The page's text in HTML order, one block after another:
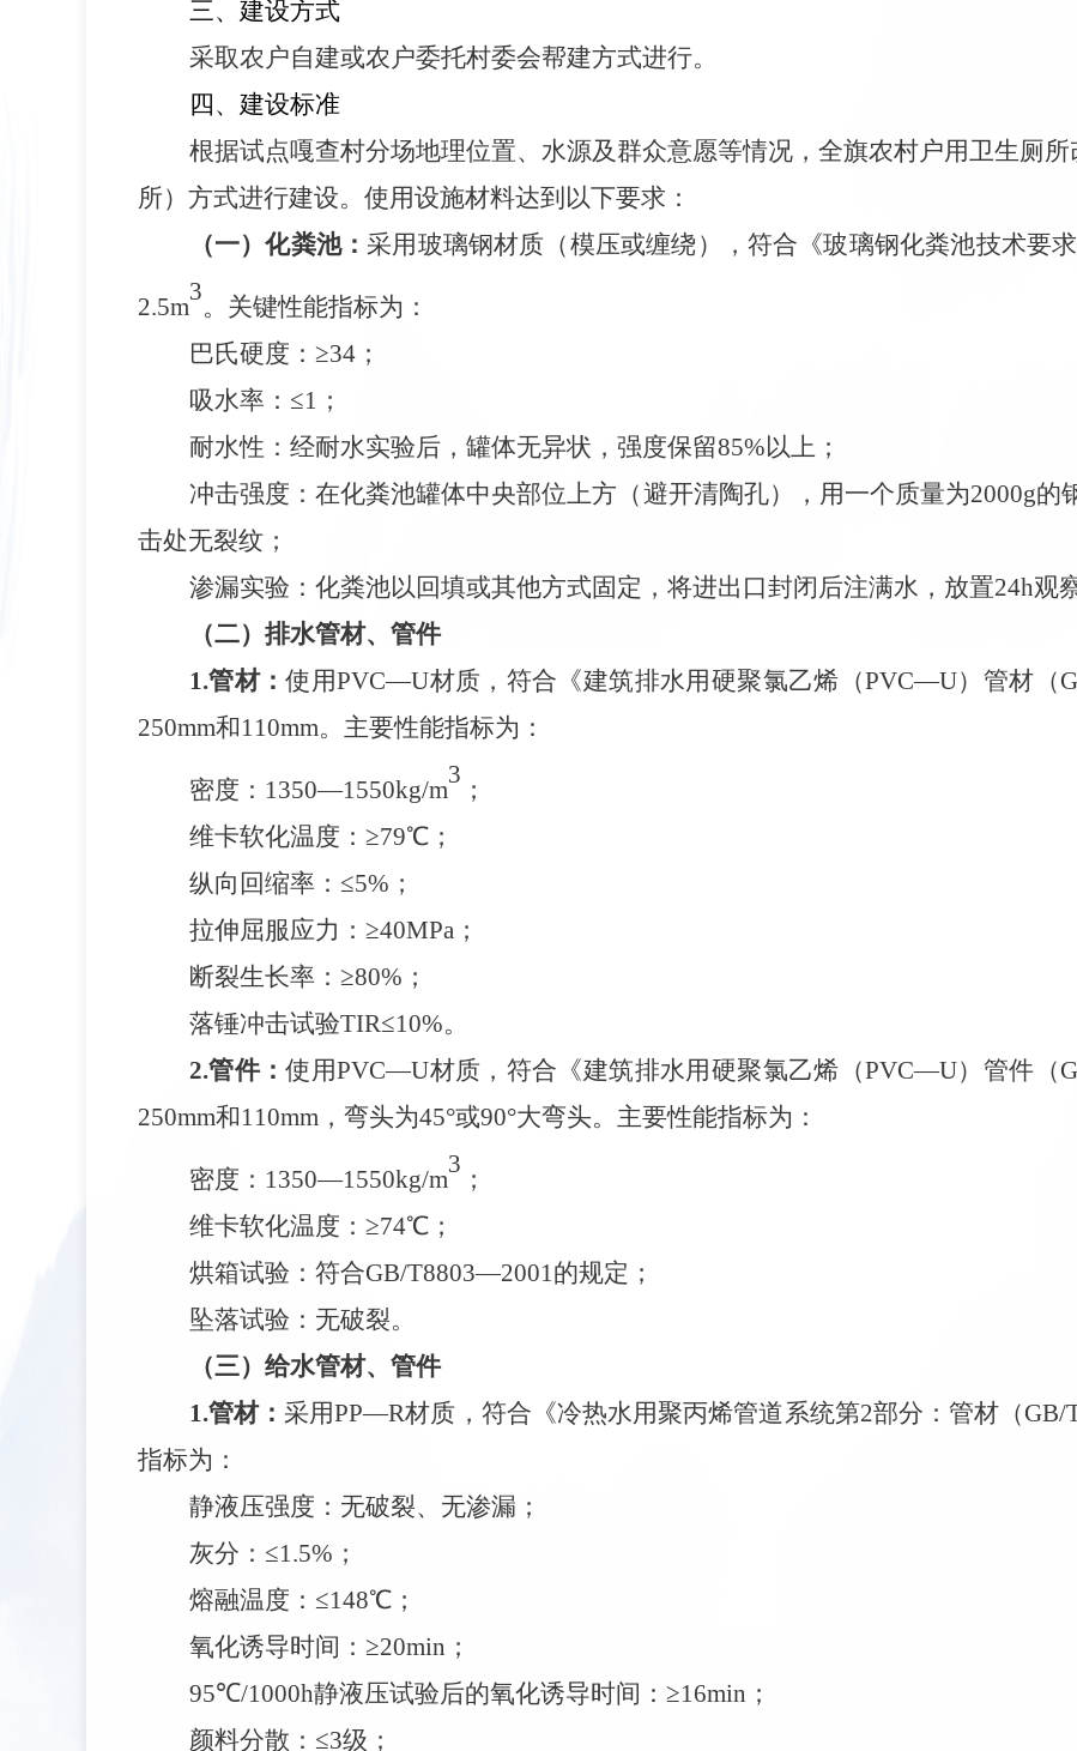
三、建设方式
采取农户自建或农户委托村委会帮建方式进行。
四、建设标准
根据试点嘎查村分场地理位置、水源及群众意愿等情况，全旗农村户用卫生厕
所）方式进行建设。使用设施材料达到以下要求：
（一）化粪池： 采用玻璃钢材质（模压或缠绕），符合《玻璃钢化粪池技术要
2.5m
3
。关键性能指标为：
巴氏硬度： ≥34；
吸水率： ≤1；
耐水性：经耐水实验后，罐体无异状，强度保留85%以上；
冲击强度：在化粪池罐体中央部位上方（避开清陶孔），用一个质量为2000g的
击处无裂纹；
渗漏实验：化粪池以回填或其他方式固定，将进出口封闭后注满水，放置24h观
（二）排水管材、管件
1.管材：使用PVC—U材质，符合《建筑排水用硬聚氯乙烯（PVC—U）管材（
250mm和110mm。主要性能指标为：
密度： 1350—1550kg/m
3
；
维卡软化温度： ≥79℃；
纵向回缩率： ≤5%；
拉伸屈服应力： ≥40MPa；
断裂生长率： ≥80%；
落锤冲击试验TIR≤10%。
2.管件：使用PVC—U材质，符合《建筑排水用硬聚氯乙烯（PVC—U）管件（
250mm和110mm，弯头为45°或90°大弯头。主要性能指标为：
密度： 1350—1550kg/m
3
；
维卡软化温度： ≥74℃；
烘箱试验：符合GB/T8803—2001的规定；
坠落试验：无破裂。
（三）给水管材、管件
1.管材： 采用PP—R材质，符合《冷热水用聚丙烯管道系统第2部分：管材（
指标为：
静液压强度：无破裂、无渗漏；
灰分： ≤1.5%；
熔融温度： ≤148℃；
氧化诱导时间： ≥20min；
95℃/1000h静液压试验后的氧化诱导时间：≥16min；
颜料分散： ≤3级；